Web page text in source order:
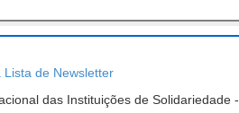
Lista de Newsletter
das Instituições de Solidariedade -